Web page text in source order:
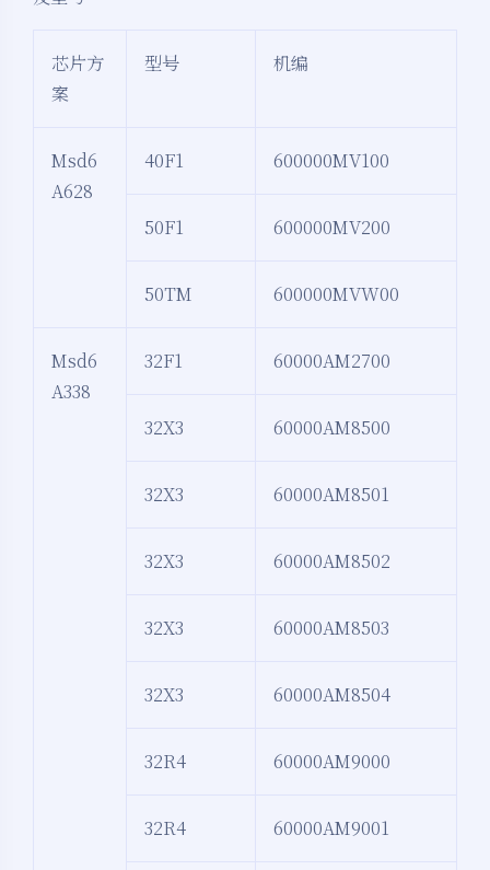
芯片方
案
型号 机编
Msd6
A628
40F1 600000MV100
50F1 600000MV200
50TM 600000MVW00
Msd6
A338
32F1 60000AM2700
32X3 60000AM8500
32X3 60000AM8501
32X3 60000AM8502
32X3 60000AM8503
32X3 60000AM8504
32R4 60000AM9000
32R4 60000AM9001